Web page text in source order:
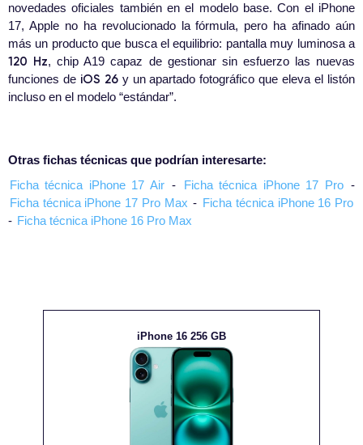
novedades oficiales también en el modelo base. Con el iPhone
17, Apple no ha revolucionado la fórmula, pero ha afinado aún
más un producto que busca el equilibrio: pantalla muy luminosa a
120 Hz, chip A19 capaz de gestionar sin esfuerzo las nuevas
funciones de iOS 26y un apartado fotográfico que eleva el listón
incluso en el modelo “estándar”.
Otras fichas técnicas que podrían interesarte:
Ficha técnica iPhone 17 Air - Ficha técnica iPhone 17 Pro -
Ficha técnica iPhone 17 Pro Max - Ficha técnica iPhone 16 Pro
- Ficha técnica iPhone 16 Pro Max
iPhone 16 256 GB